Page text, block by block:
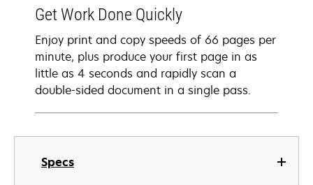
Specs
Get Work Done Quickly
Enjoy print and copy speeds of 66 pages per
minute, plus produce your first page in as
little as 4 seconds and rapidly scan a
double-sided document in a single pass.